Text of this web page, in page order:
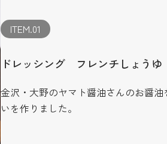
ITEM.01
ドレッシング フレンチしょうゆ
金沢・大野のヤマト醤油さんのお醤
いを作りました。